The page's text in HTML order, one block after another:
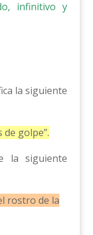
infinitivo y
la siguiente
de golpe”.
la siguiente
rostro de la